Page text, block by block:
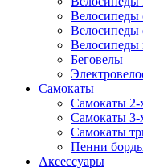
Велосипеды
Велосипеды
Велосипеды
Беговелы
Самокаты
Самокаты 2-
Самокаты 3-
Самокаты
Пенни
Аксессуары